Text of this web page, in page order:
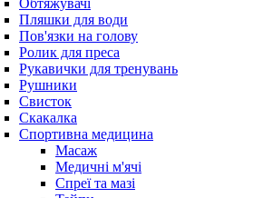
Обтяжувачі
Пляшки для води
Пов'язки на голову
Ролик для преса
Рукавички для тренувань
Рушники
Свисток
Скакалка
Спортивна медицина
Масаж
Медичні м'ячі
Спреї та мазі